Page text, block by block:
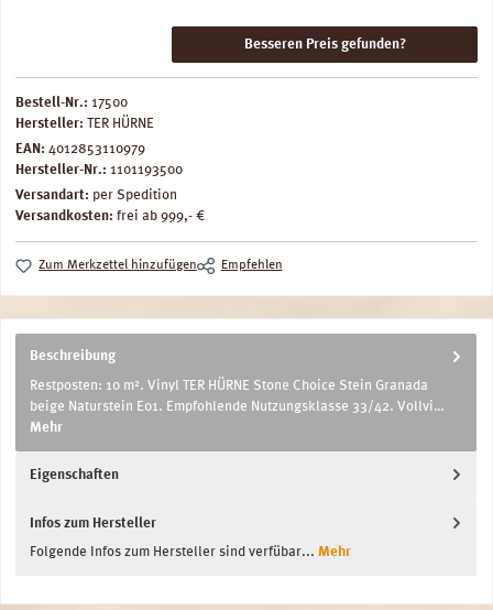
Besseren Preis gefunden?
Bestell-Nr.: 17500
Hersteller: TER HÜRNE
EAN: 4012853110979
Hersteller-Nr.: 1101193500
Versandart: per Spedition
Versandkosten: frei ab 999,- €
Zum Merkzettel hinzufügen Empfehlen
Beschreibung
Restposten: 10 m². Vinyl TER HÜRNE Stone Choice Stein Granada
beige Naturstein E01. Empfohlende Nutzungsklasse 33/42. Vollvi…
Mehr
Eigenschaften
Infos zum Hersteller
Folgende Infos zum Hersteller sind verfübar... Mehr